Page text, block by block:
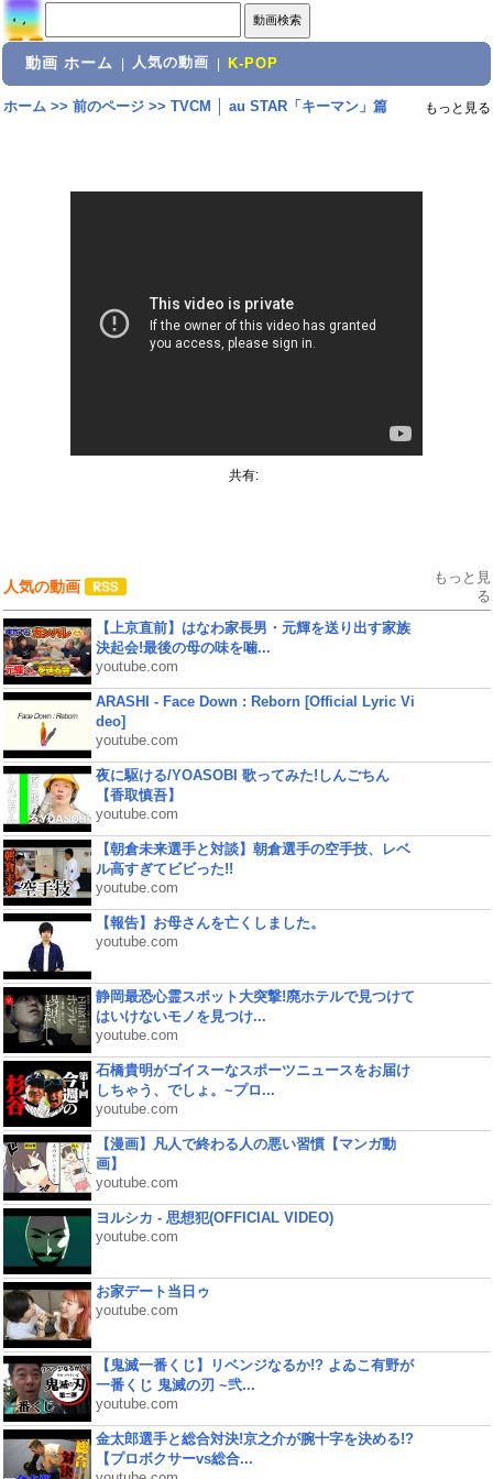
動画 ホーム 人気の動画 K-POP
ホーム>> 前のページ>> TVCM │ au STAR「キーマン」篇 もっと見る
共有:
人気の動画
もっと見
る
【上京直前】はなわ家長男・元輝を送り出す家族
決起会!最後の母の味を噛...
youtube.com
ARASHI - Face Down : Reborn [Official Lyric Vi
deo]
youtube.com
夜に駆ける/YOASOBI 歌ってみた!しんごちん
【香取慎吾】
youtube.com
【朝倉未来選手と対談】朝倉選手の空手技、レベ
ル高すぎてビビった!!
youtube.com
【報告】お母さんを亡くしました。
youtube.com
静岡最恐心霊スポット大突撃!廃ホテルで見つけて
はいけないモノを見つけ...
youtube.com
石橋貴明がゴイスーなスポーツニュースをお届け
しちゃう、でしょ。~プロ...
youtube.com
【漫画】凡人で終わる人の悪い習慣【マンガ動
画】
youtube.com
ヨルシカ - 思想犯(OFFICIAL VIDEO)
youtube.com
お家デート当日ゥ
youtube.com
【鬼滅一番くじ】リベンジなるか!? よゐこ有野が
一番くじ 鬼滅の刃 ~弐...
youtube.com
金太郎選手と総合対決!京之介が腕十字を決める!?
【プロボクサーvs総合...